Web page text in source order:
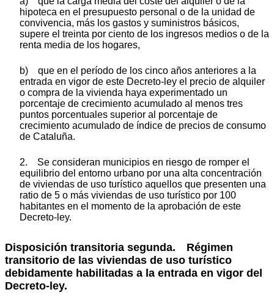
hipoteca en el presupuesto personal o de la unidad de
convivencia, más los gastos y suministros básicos,
supere el treinta por ciento de los ingresos medios o de la
renta media de los hogares,
b) que en el período de los cinco años anteriores a la
entrada en vigor de este Decreto-ley el precio de alquiler
o compra de la vivienda haya experimentado un
porcentaje de crecimiento acumulado al menos tres
puntos porcentuales superior al porcentaje de
crecimiento acumulado de índice de precios de consumo
de Cataluña.
2. Se consideran municipios en riesgo de romper el
equilibrio del entorno urbano por una alta concentración
de viviendas de uso turístico aquellos que presenten una
ratio de 5 o más viviendas de uso turístico por 100
habitantes en el momento de la aprobación de este
Decreto-ley.
Disposición transitoria segunda. Régimen
transitorio de las viviendas de uso turístico
debidamente habilitadas a la entrada en vigor del
Decreto-ley.